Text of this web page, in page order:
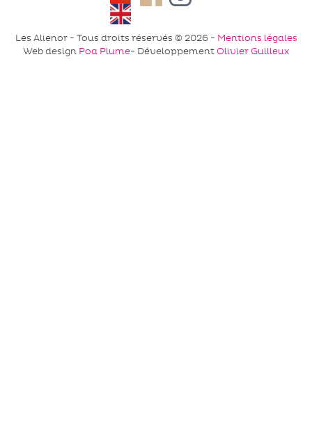
Les Alienor - Tous droits réservés © 2026 - Mentions légales
Web design Poa Plume- Développement Olivier Guilleux